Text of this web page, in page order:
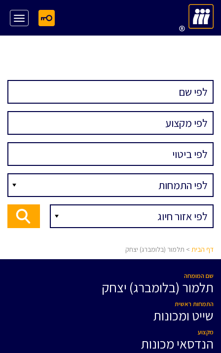
דף הבית > תלמור (בלומברג) יצחק
שם המומחה
תלמור (בלומברג) יצחק
התמחות ראשית
שייט ומכונות
מקצוע
הנדסאי מכונות